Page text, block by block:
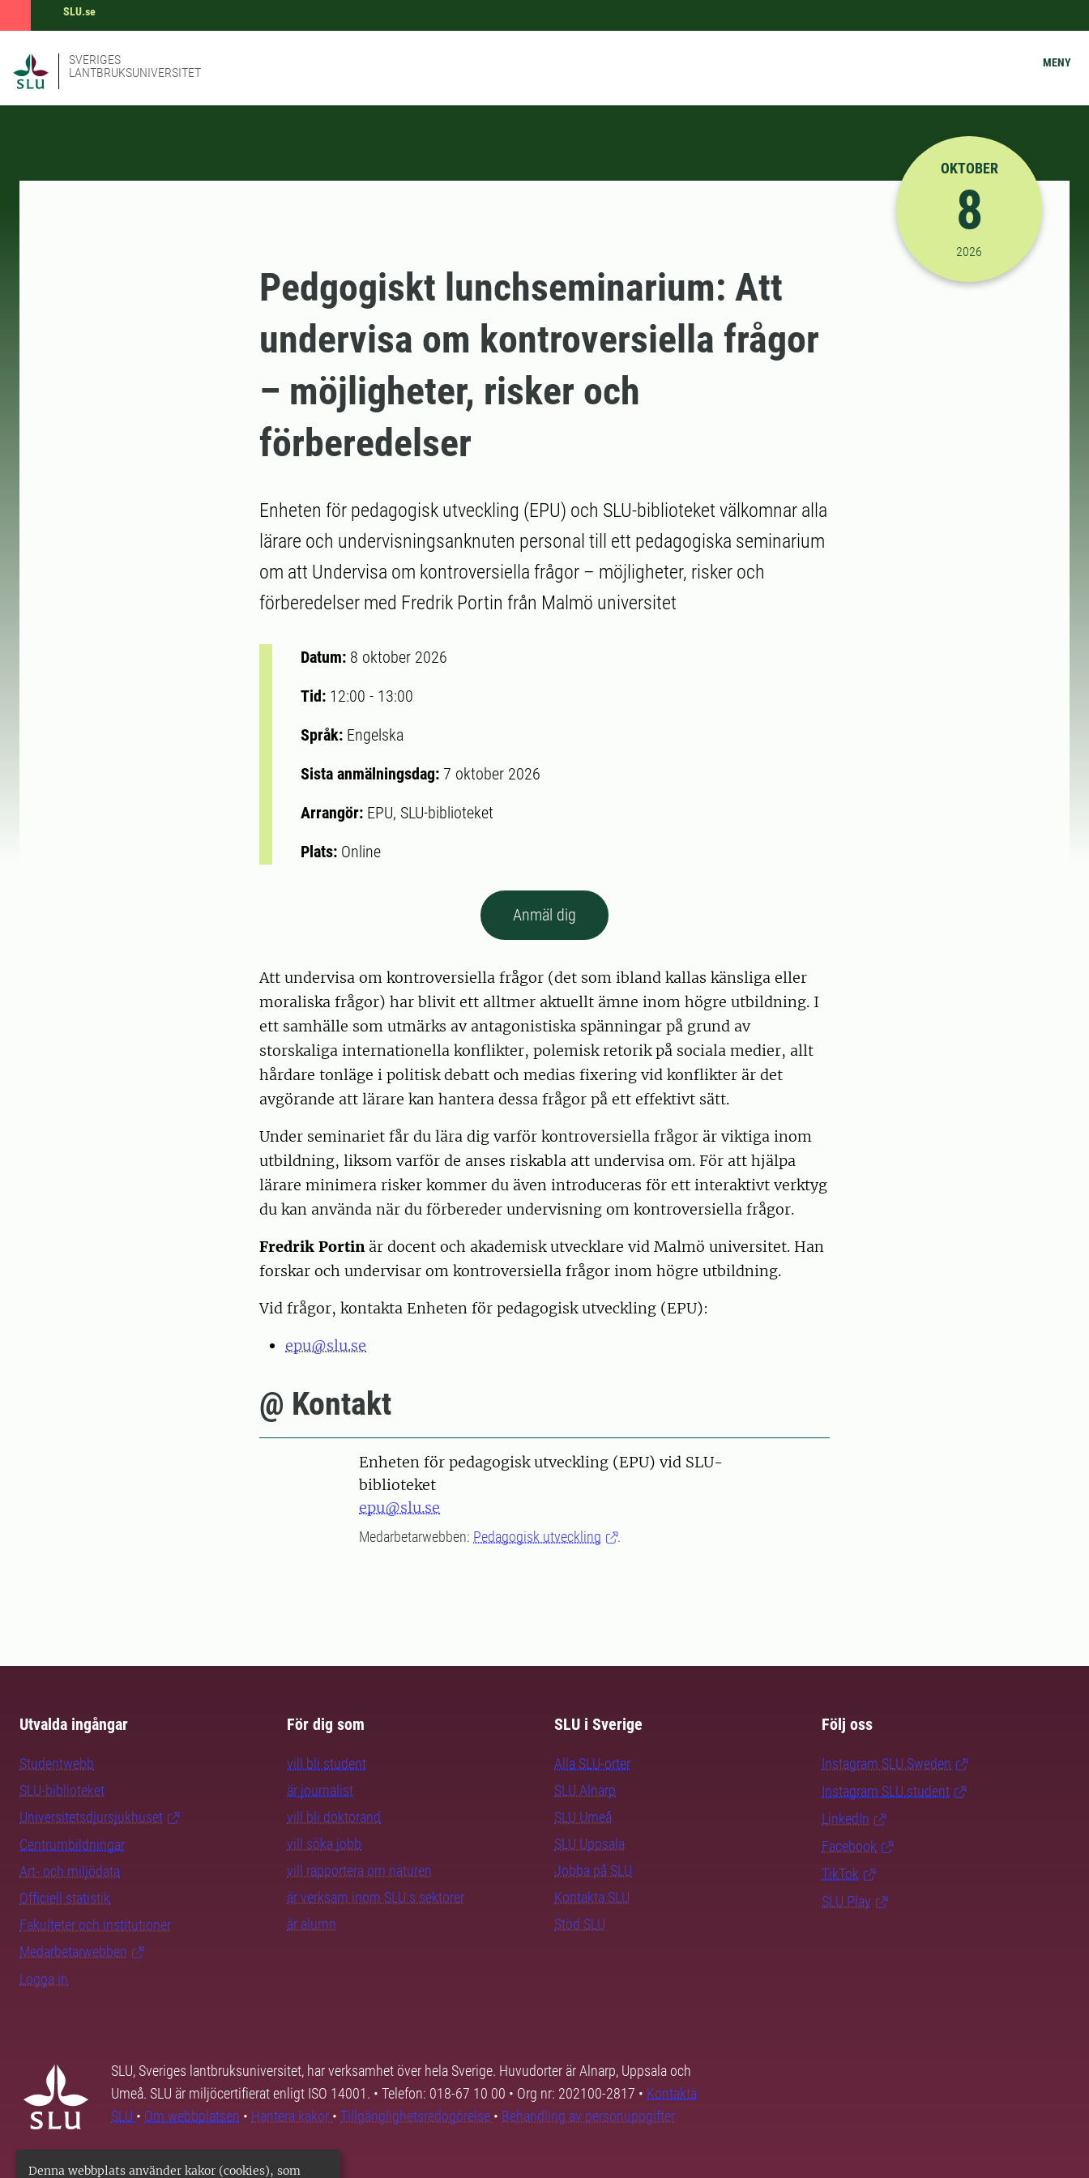
Denna webbplats använder kakor (cookies), som
SLU.se
SVERIGES
LANTBRUKSUNIVERSITET
MENY
2026-10-08 12:00:00
OKTOBER
8
2026
Pedgogiskt lunchseminarium: Att
undervisa om kontroversiella frågor
– möjligheter, risker och
förberedelser
Enheten för pedagogisk utveckling (EPU) och SLU-biblioteket välkomnar alla
lärare och undervisningsanknuten personal till ett pedagogiska seminarium
om att Undervisa om kontroversiella frågor – möjligheter, risker och
förberedelser med Fredrik Portin från Malmö universitet
Datum: 8 oktober 2026
Tid: 12:00 - 13:00
Språk: Engelska
Sista anmälningsdag: 7 oktober 2026
Arrangör: EPU, SLU-biblioteket
Plats: Online
Anmäl dig
Att undervisa om kontroversiella frågor (det som ibland kallas känsliga eller
moraliska frågor) har blivit ett alltmer aktuellt ämne inom högre utbildning. I
ett samhälle som utmärks av antagonistiska spänningar på grund av
storskaliga internationella konflikter, polemisk retorik på sociala medier, allt
hårdare tonläge i politisk debatt och medias fixering vid konflikter är det
avgörande att lärare kan hantera dessa frågor på ett effektivt sätt.
Under seminariet får du lära dig varför kontroversiella frågor är viktiga inom
utbildning, liksom varför de anses riskabla att undervisa om. För att hjälpa
lärare minimera risker kommer du även introduceras för ett interaktivt verktyg
du kan använda när du förbereder undervisning om kontroversiella frågor.
Fredrik Portin är docent och akademisk utvecklare vid Malmö universitet. Han
forskar och undervisar om kontroversiella frågor inom högre utbildning.
Vid frågor, kontakta Enheten för pedagogisk utveckling (EPU):
epu@slu.se
@ Kontakt
Enheten för pedagogisk utveckling (EPU) vid SLU-
biblioteket
epu@slu.se
Medarbetarwebben: Pedagogisk utveckling .
Utvalda ingångar
Studentwebb
SLU-biblioteket
Universitetsdjursjukhuset
Centrumbildningar
Art- och miljödata
Officiell statistik
Fakulteter och institutioner
Medarbetarwebben
Logga in
För dig som
vill bli student
är journalist
vill bli doktorand
vill söka jobb
vill rapportera om naturen
är verksam inom SLU:s sektorer
är alumn
SLU i Sverige
Alla SLU-orter
SLU Alnarp
SLU Umeå
SLU Uppsala
Jobba på SLU
Kontakta SLU
Stöd SLU
Följ oss
Instagram SLU.Sweden
Instagram SLU.student
LinkedIn
Facebook
TikTok
SLU Play
SLU, Sveriges lantbruksuniversitet, har verksamhet över hela Sverige. Huvudorter är Alnarp, Uppsala och
Umeå. SLU är miljöcertifierat enligt ISO 14001. • Telefon: 018-67 10 00 • Org nr: 202100-2817 • Kontakta
SLU • Om webbplatsen • Hantera kakor • Tillgänglighetsredogörelse • Behandling av personuppgifter